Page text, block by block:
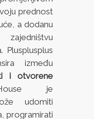
prednost
a dodanu
Plusplusplus
između
i otvorene
je
udomiti
programirati